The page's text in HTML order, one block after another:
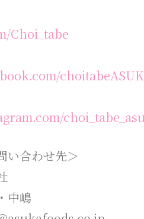
Choi_tabe
い合わせ先＞
中嶋